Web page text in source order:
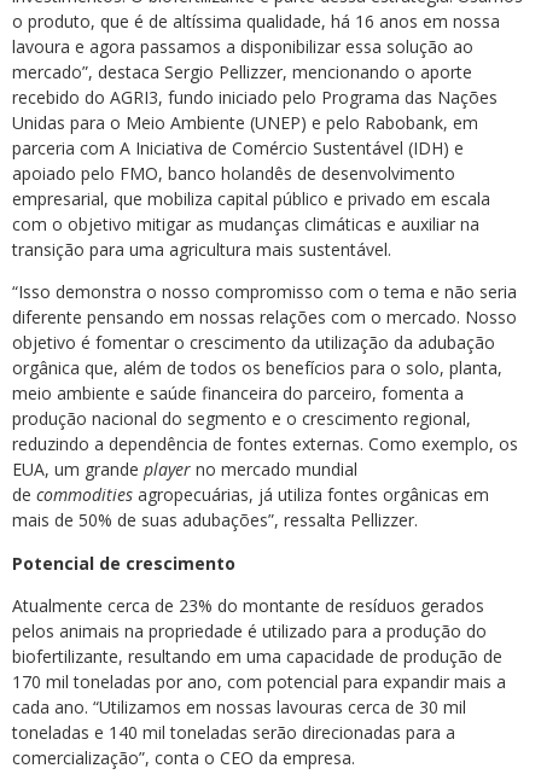
o produto, que é de altíssima qualidade, há 16 anos em nossa
lavoura e agora passamos a disponibilizar essa solução ao
mercado”, destaca Sergio Pellizzer, mencionando o aporte
recebido do AGRI3, fundo iniciado pelo Programa das Nações
Unidas para o Meio Ambiente (UNEP) e pelo Rabobank, em
parceria com A Iniciativa de Comércio Sustentável (IDH) e
apoiado pelo FMO, banco holandês de desenvolvimento
empresarial, que mobiliza capital público e privado em escala
com o objetivo mitigar as mudanças climáticas e auxiliar na
transição para uma agricultura mais sustentável.
“Isso demonstra o nosso compromisso com o tema e não seria
diferente pensando em nossas relações com o mercado. Nosso
objetivo é fomentar o crescimento da utilização da adubação
orgânica que, além de todos os benefícios para o solo, planta,
meio ambiente e saúde financeira do parceiro, fomenta a
produção nacional do segmento e o crescimento regional,
reduzindo a dependência de fontes externas. Como exemplo, os
EUA, um grande player no mercado mundial
de commodities agropecuárias, já utiliza fontes orgânicas em
mais de 50% de suas adubações”, ressalta Pellizzer.
Potencial de crescimento
Atualmente cerca de 23% do montante de resíduos gerados
pelos animais na propriedade é utilizado para a produção do
biofertilizante, resultando em uma capacidade de produção de
170 mil toneladas por ano, com potencial para expandir mais a
cada ano. “Utilizamos em nossas lavouras cerca de 30 mil
toneladas e 140 mil toneladas serão direcionadas para a
comercialização”, conta o CEO da empresa.